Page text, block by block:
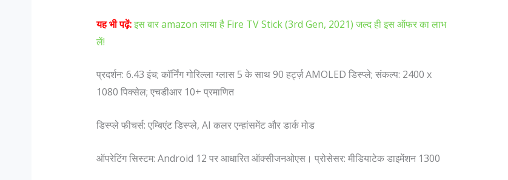
यह भी पढ़ें:इस बार amazon लाया है Fire TV Stick (3rd Gen, 2021) जल्द ही इस ऑफर का लाभ
लें!
प्रदर्शन: 6.43 इंच; कॉर्निंग गोरिल्ला ग्लास 5 के साथ 90 हर्ट्ज़ AMOLED डिस्प्ले; संकल्प: 2400 x
1080 पिक्सेल; एचडीआर 10+ प्रमाणित
डिस्प्ले फीचर्स: एम्बिएंट डिस्प्ले, AI कलर एन्हांसमेंट और डार्क मोड
ऑपरेटिंग सिस्टम: Android 12 पर आधारित ऑक्सीजनओएस। प्रोसेसर: मीडियाटेक डाइमेंशन 1300